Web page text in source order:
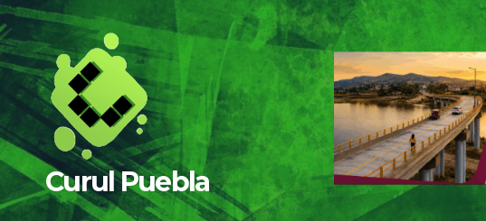
Saltar
al
contenido
Curul Puebla